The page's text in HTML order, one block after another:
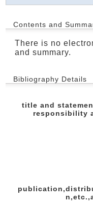
Contents and
There is no
and summary.
Bibliography Details
title and
responsibility